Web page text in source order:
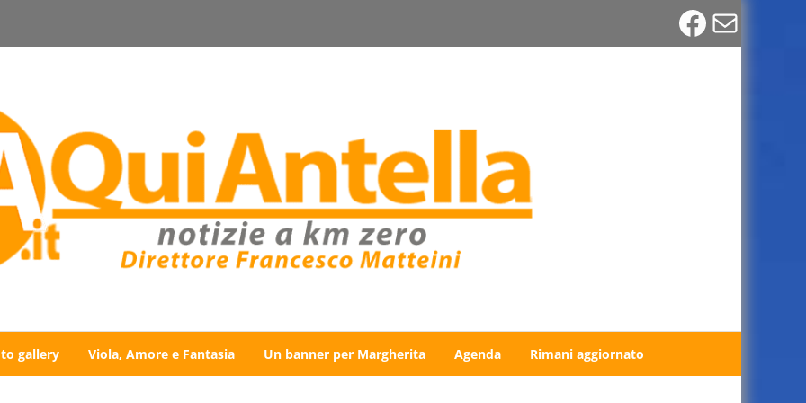
Email
gallery Viola, Amore e Fantasia Un banner per Margherita Agenda Rimani aggiornato